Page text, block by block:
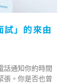
試」的來由
話通知你約時間
張。你是否也曾